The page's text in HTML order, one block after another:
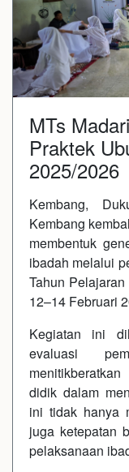
MTs
Praktek
2025/2026
Kembang,
Kembang
membentuk
ibadah melalui
Tahun
12–14 Februari
Kegiatan ini
evaluasi
didik dalam
ini tidak hanya
juga ketepatan
pelaksanaan